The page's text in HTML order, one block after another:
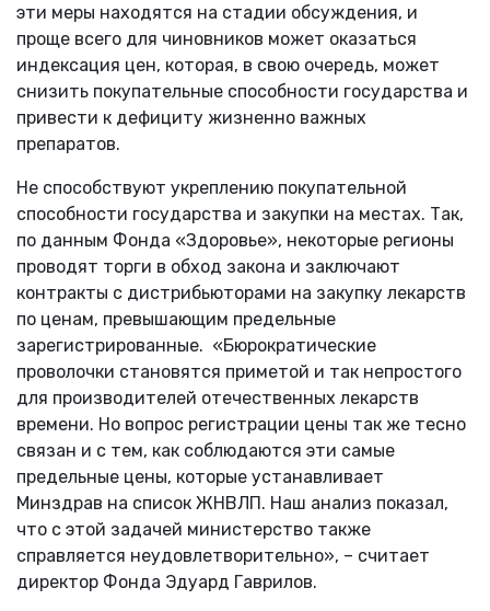
эти меры находятся на стадии обсуждения, и
проще всего для чиновников может оказаться
индексация цен, которая, в свою очередь, может
снизить покупательные способности государства и
привести к дефициту жизненно важных
препаратов.
Не способствуют укреплению покупательной
способности государства и закупки на местах. Так,
по данным Фонда «Здоровье», некоторые регионы
проводят торги в обход закона и заключают
контракты с дистрибьюторами на закупку лекарств
по ценам, превышающим предельные
зарегистрированные. «Бюрократические
проволочки становятся приметой и так непростого
для производителей отечественных лекарств
времени. Но вопрос регистрации цены так же тесно
связан и с тем, как соблюдаются эти самые
предельные цены, которые устанавливает
Минздрав на список ЖНВЛП. Наш анализ показал,
что с этой задачей министерство также
справляется неудовлетворительно», – считает
директор Фонда Эдуард Гаврилов.